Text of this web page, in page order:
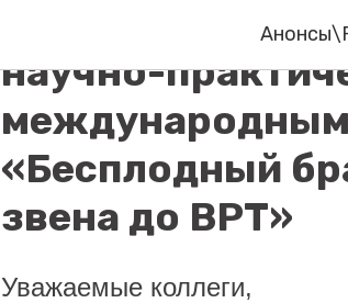
10 Юбилейная
научно-
международным
«Бесплодный
звена до ВРТ»
Уважаемые коллеги,